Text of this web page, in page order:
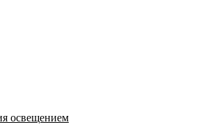
освещением